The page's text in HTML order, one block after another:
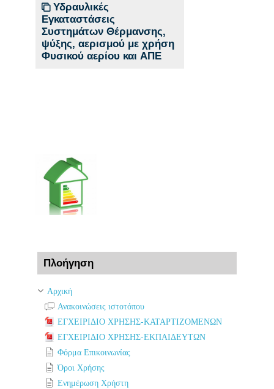
Υδραυλικές
Εγκαταστάσεις
Συστημάτων Θέρμανσης,
ψύξης, αερισμού με χρήση
Φυσικού αερίου και ΑΠΕ
Πλοήγηση
Αρχική
Ανακοινώσεις ιστοτόπου
ΕΓΧΕΙΡΙΔΙΟ ΧΡΗΣΗΣ-ΚΑΤΑΡΤΙΖΟΜΕΝΩΝ
ΕΓΧΕΙΡΙΔΙΟ ΧΡΗΣΗΣ-ΕΚΠΑΙΔΕΥΤΩΝ
Φόρμα Επικοινωνίας
Όροι Χρήσης
Ενημέρωση Χρήστη